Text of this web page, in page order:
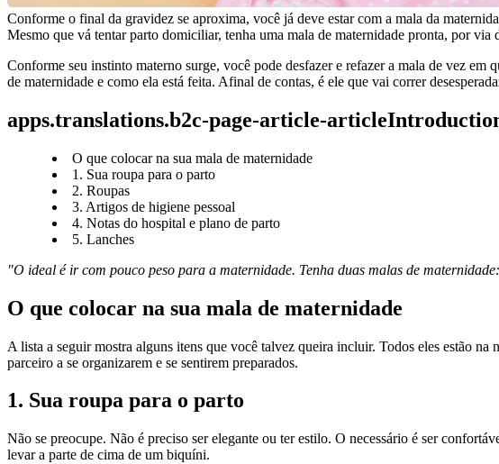
Conforme o final da gravidez se aproxima, você já deve estar com a mala da
Mesmo que vá tentar parto domiciliar, tenha uma mala de maternidade pronta, por via
Conforme seu instinto materno surge, você pode desfazer e refazer a mala de vez
de maternidade e como ela está feita. Afinal de contas, é ele que vai correr
apps.translations.b2c-page-article-
O que colocar na sua mala de maternidade
1. Sua roupa para o parto
2. Roupas
3. Artigos de higiene pessoal
4. Notas do hospital e plano de parto
5. Lanches
"O ideal é ir com pouco peso para a maternidade. Tenha duas malas de
O que colocar na sua mala de maternidade
A lista a seguir mostra alguns itens que você talvez queira incluir. Todos eles estão
parceiro a se organizarem e se sentirem preparados.
1. Sua roupa para o parto
Não se preocupe. Não é preciso ser elegante ou ter estilo. O necessário é ser
levar a parte de cima de um biquíni.